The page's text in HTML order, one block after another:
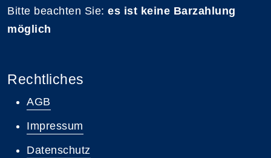
Bitte beachten Sie: es ist keine Barzahlung
möglich
Rechtliches
AGB
Impressum
Datenschutz